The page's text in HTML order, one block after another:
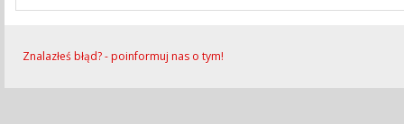
Znalazłeś błąd? - poinformuj nas o tym!